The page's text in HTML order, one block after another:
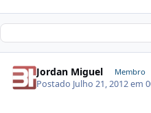
Jordan Miguel Membro
Postado Julho 21, 2012 em